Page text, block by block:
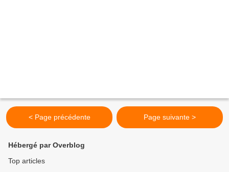
< Page précédente Page suivante >
Hébergé par Overblog
Top articles